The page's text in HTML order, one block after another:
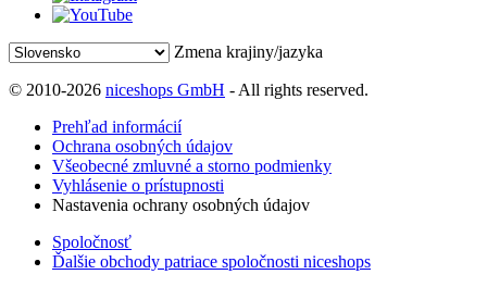
Zmena krajiny/jazyka
© 2010-2026 niceshops GmbH - All rights reserved.
Prehľad informácií
Ochrana osobných údajov
Všeobecné zmluvné a storno podmienky
Vyhlásenie o prístupnosti
Nastavenia ochrany osobných údajov
Spoločnosť
Ďalšie obchody patriace spoločnosti niceshops